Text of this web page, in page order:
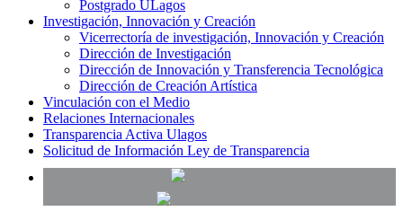
Postgrado ULagos
Investigación, Innovación y Creación
Vicerrectoría de investigación, Innovación y Creación
Dirección de Investigación
Dirección de Innovación y Transferencia Tecnológica
Dirección de Creación Artística
Vinculación con el Medio
Relaciones Internacionales
Transparencia Activa Ulagos
Solicitud de Información Ley de Transparencia